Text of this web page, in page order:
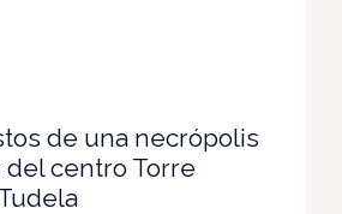
de una necrópolis
del centro Torre